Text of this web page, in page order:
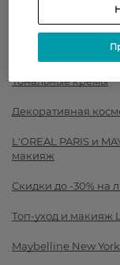
До -30% на
Тон для лица и
Тональные кремы
Декоративная
L'OREAL PARIS и
макияж
Скидки до -30% на
Топ-уход и макияж
Maybelline New